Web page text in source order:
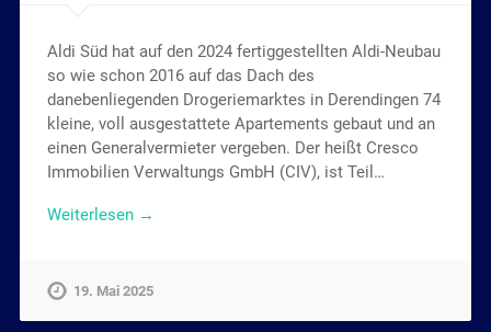
Aldi Süd hat auf den 2024 fertiggestellten Aldi-Neubau
so wie schon 2016 auf das Dach des
danebenliegenden Drogeriemarktes in Derendingen 74
kleine, voll ausgestattete Apartements gebaut und an
einen Generalvermieter vergeben. Der heißt Cresco
Immobilien Verwaltungs GmbH (CIV), ist Teil…
Weiterlesen →
19. Mai 2025